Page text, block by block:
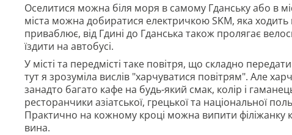
Оселитися можна біля моря в самому Гданську або в
міста можна добиратися електричкою SKM, яка
приваблює, від Гдині до Гданська також пролягає
їздити на автобусі.
У місті та передмісті таке повітря, що складно
тут я зрозуміла вислів "харчуватися повітрям". Але
занадто багато кафе на будь-який смак, колір і
ресторанчики азіатської, грецької та національної
Практично на кожному кроці можна випити філіжанку
вина.